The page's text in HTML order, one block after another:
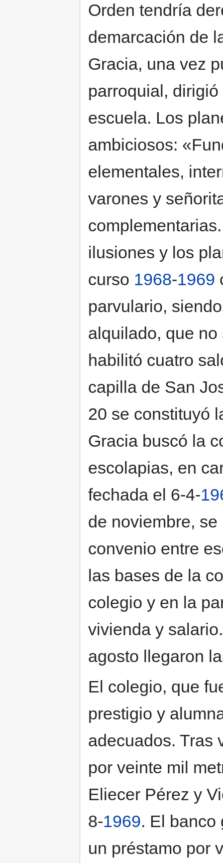
Orden tendría
demarcación de
Gracia, una vez
parroquial,
escuela. Los
ambiciosos:
elementales,
varones y
ilusiones y los
curso 1968-1969
parvulario,
alquilado, que
habilitó cuatro
capilla de San
20 se constituyó
Gracia buscó la
escolapias, en
fechada el 6-4-
de noviembre,
convenio entre
las bases de la
colegio y en la
vivienda y
agosto llegaron
El colegio, que
prestigio y
adecuados. Tras
por veinte mil
Eliecer Pérez y
8-1969. El banco
un préstamo por